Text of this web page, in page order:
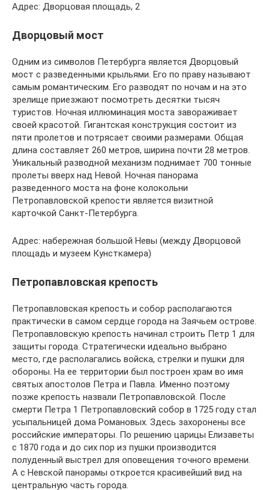
Адрес: Дворцовая площадь, 2
Дворцовый мост
Одним из символов Петербурга является Дворцовый
мост с разведенными крыльями. Его по праву называют
самым романтическим. Его разводят по ночам и на это
зрелище приезжают посмотреть десятки тысяч
туристов. Ночная иллюминация моста завораживает
своей красотой. Гигантская конструкция состоит из
пяти пролетов и потрясает своими размерами. Общая
длина составляет 260 метров, ширина почти 28 метров.
Уникальный разводной механизм поднимает 700 тонные
пролеты вверх над Невой. Ночная панорама
разведенного моста на фоне колокольни
Петропавловской крепости является визитной
карточкой Санкт-Петербурга.
Адрес: набережная большой Невы (между Дворцовой
площадь и музеем Кунсткамера)
Петропавловская крепость
Петропавловская крепость и собор располагаются
практически в самом сердце города на Заячьем острове.
Петропавловскую крепость начинал строить Петр 1 для
защиты города. Стратегически идеально выбрано
место, где располагались войска, стрелки и пушки для
обороны. На ее территории был построен храм во имя
святых апостолов Петра и Павла. Именно поэтому
позже крепость назвали Петропавловской. После
смерти Петра 1 Петропавловский собор в 1725 году стал
усыпальницей дома Романовых. Здесь захоронены все
российские императоры. По решению царицы Елизаветы
с 1870 года и до сих пор из пушки производится
полуденный выстрел для оповещения точного времени.
А с Невской панорамы откроется красивейший вид на
центральную часть города.